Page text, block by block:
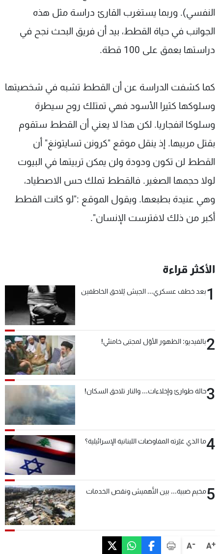
A+
A-
النفسي). وربما يستغرب القارئ دراسة مثل هذه
الجوانب في حياة القطط، بيد أن فريق البحث نجح في
دراستها بعمق على 100 قطة.
كما كشفت الدراسة عن أن القطط تشبه في شخصيتها
وسلوكها كثيرا الأسود فهي تمتلك روح سيطرة
وسلوكا انفجاريا. لكن هذا لا يعني أن القطط ستقوم
بقتل مربيها. إذ ينقل موقع "كرونن تسايتونغ" أن
القطط لن تكون ودودة ولن يمكن تربيتها في البيوت
لولا حجمها الصغير. فالقطط تملك حس الاصطياد،
وهي عنيدة بطبعها. ويقول الموقع :"لو كانت القطط
أكبر من ذلك لافترست الإنسان".
الأكثر قراءة
1بعد خطف عسكري... الجيش يُلاحق الخاطفين
2بالفيديو: الظهور الأوّل لمجتبى خامنئي!
3حالة طوارئ وإخلاءات... والنار تلاحق السكان!
4ما الذي غيّرته المفاوضات اللبنانية الإسرائيلية؟
5مخيم ضبية... بين التَّهميش ونقص الخدمات